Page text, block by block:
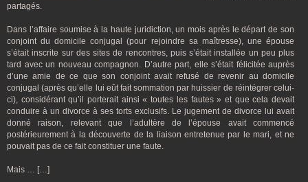
partagés.
Dans l’affaire soumise à la haute juridiction, un mois après le départ de son
conjoint du domicile conjugal (pour rejoindre sa maîtresse), une épouse
s’était inscrite sur des sites de rencontres, puis s’était installée un peu plus
tard avec un nouveau compagnon. D’autre part, elle s’était félicitée auprès
d’une amie de ce que son conjoint avait refusé de revenir au domicile
conjugal (après qu’elle lui eût fait sommation par huissier de réintégrer celui-
ci), considérant qu’il porterait ainsi « toutes les fautes » et que cela devait
conduire à un divorce à ses torts exclusifs. Le jugement de divorce lui avait
donné raison, relevant que l’adultère de l’épouse avait commencé
postérieurement à la découverte de la liaison entretenue par le mari, et ne
pouvait pas de ce fait constituer une faute.
Mais … […]